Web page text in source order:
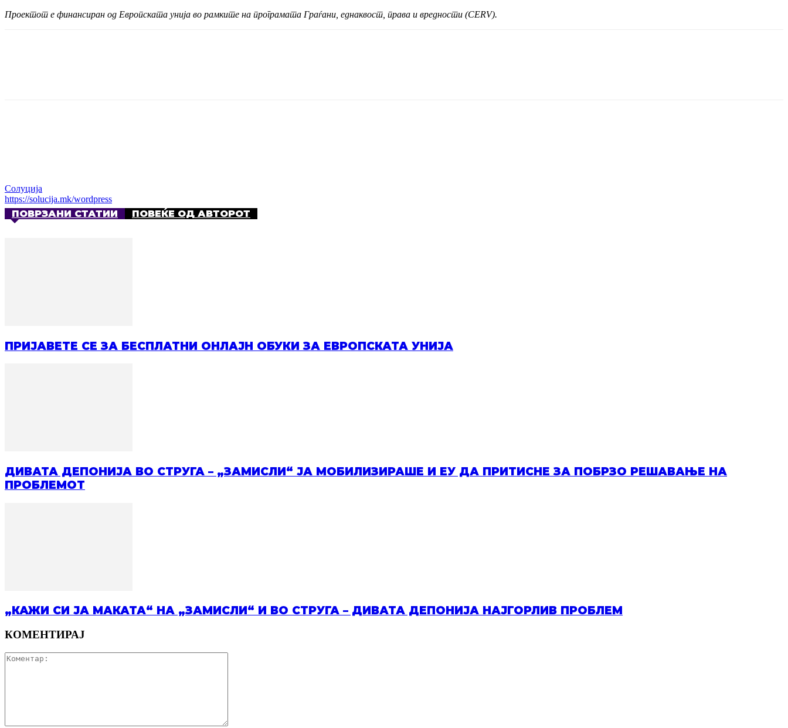
Проектот е финансиран од Европската унија во рамките на програмата Граѓани, еднаквост, права и вредности (CERV).
Солуција
https://solucija.mk/wordpress
ПОВРЗАНИ СТАТИИ ПОВЕЌЕ ОД АВТОРОТ
ПРИЈАВЕТЕ СЕ ЗА БЕСПЛАТНИ ОНЛАЈН ОБУКИ ЗА ЕВРОПСКАТА УНИЈА
ДИВАТА ДЕПОНИЈА ВО СТРУГА – „ЗАМИСЛИ“ ЈА МОБИЛИЗИРАШЕ И ЕУ ДА ПРИТИСНЕ ЗА ПОБРЗО РЕШАВАЊЕ НА
ПРОБЛЕМОТ
„КАЖИ СИ ЈА МАКАТА“ НА „ЗАМИСЛИ“ И ВО СТРУГА – ДИВАТА ДЕПОНИЈА НАЈГОРЛИВ ПРОБЛЕМ
КОМЕНТИРАЈ